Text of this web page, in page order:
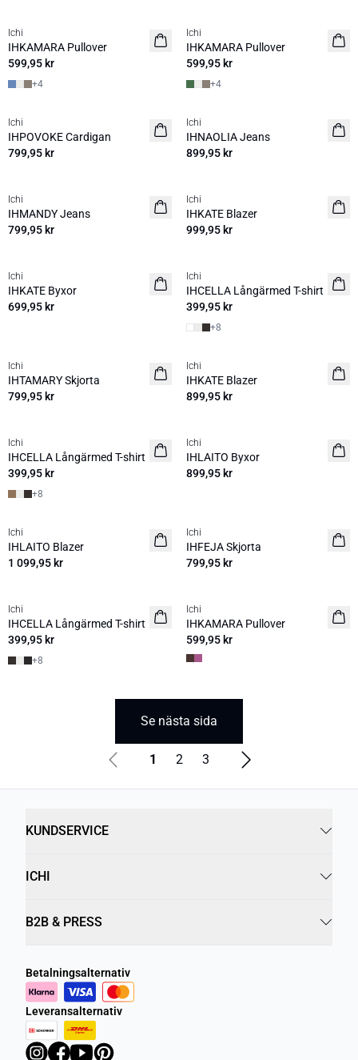
NYHET
Ichi
IHKAMARA Pullover
599,95 kr
+4
NYHET
Ichi
IHKAMARA Pullover
599,95 kr
+4
NYHET
Ichi
IHPOVOKE Cardigan
799,95 kr
NYHET
Ichi
IHNAOLIA Jeans
899,95 kr
NYHET
Ichi
IHMANDY Jeans
799,95 kr
NYHET
Ichi
IHKATE Blazer
999,95 kr
NYHET
Ichi
IHKATE Byxor
699,95 kr
NYHET
Ichi
IHCELLA Långärmed T-shirt
399,95 kr
+8
NYHET
Ichi
IHTAMARY Skjorta
799,95 kr
NYHET
Ichi
IHKATE Blazer
899,95 kr
NYHET
Ichi
IHCELLA Långärmed T-shirt
399,95 kr
+8
NYHET
Ichi
IHLAITO Byxor
899,95 kr
NYHET
Ichi
IHLAITO Blazer
1 099,95 kr
NYHET
Ichi
IHFEJA Skjorta
799,95 kr
NYHET
Ichi
IHCELLA Långärmed T-shirt
399,95 kr
+8
NYHET
Ichi
IHKAMARA Pullover
599,95 kr
Se nästa sida
1 2 3
KUNDSERVICE
ICHI
B2B & PRESS
Betalningsalternativ
Leveransalternativ